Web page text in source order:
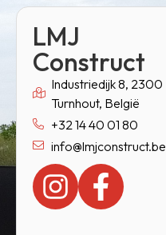
LMJ
Construct
Industriedijk 8, 2300
Turnhout, België
+32 14 40 01 80
info@lmjconstruct.be